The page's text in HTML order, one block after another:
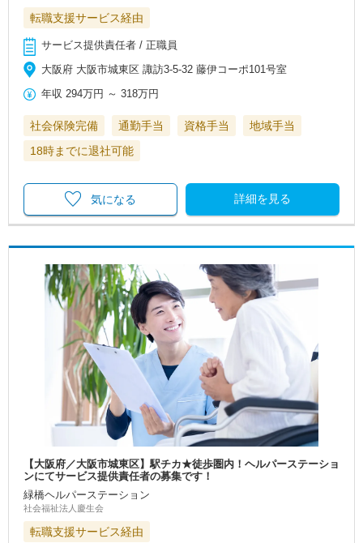
転職支援サービス経由
サービス提供責任者 / 正職員
大阪府 大阪市城東区 諏訪3-5-32 藤伊コーポ101号室
年収 294万円 ～318万円
社会保険完備 通勤手当 資格手当
地域手当
18時までに退社可能
詳細を見る
気になる
【大阪府／大阪市城東区】駅チカ★徒歩圏内！ヘルパーステーショ
ンにてサービス提供責任者の募集です！
緑橋ヘルパーステーション
社会福祉法人慶生会
転職支援サービス経由